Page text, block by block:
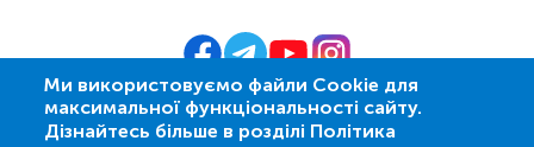
Ми використовуємо файли Cookie для
максимальної функціональності сайту.
Дізнайтесь більше в розділі Політика
© 2009- 2026 | ПСМЛ «Ескулаб»